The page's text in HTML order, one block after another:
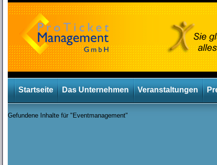
Startseite Das Unternehmen Veranstaltungen
Gefundene Inhalte für "Eventmanagement"